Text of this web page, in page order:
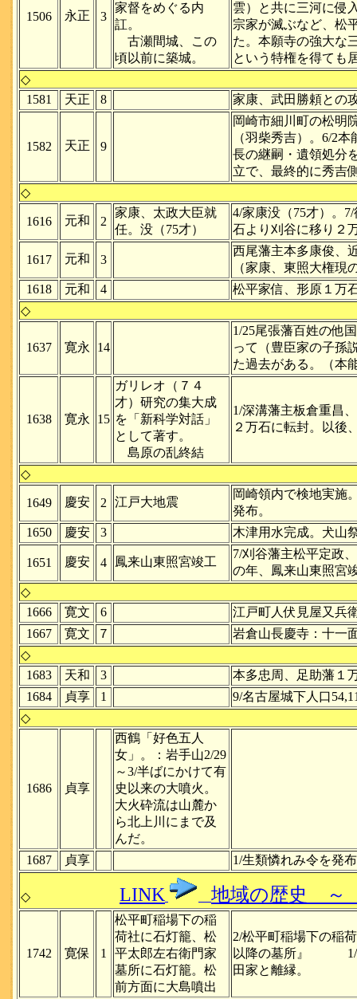
1506 永正 3
家督をめぐる内
訌。
古瀬間城、この
頃以前に築城。
雲）と共に三河に侵
宗家が滅ぶなど、松
た。本願寺の強大な
という特権を得て
◇
1581
天正 8 家康、武田勝頼との
1582 天正 9
岡崎市細川町の松明
（羽柴秀吉）。6/2
長の継嗣・遺領処分
立で、最終的に秀吉
◇
1616 元和 2
家康、太政大臣就
任。没（75才）
4/家康没（75才）。
石より刈谷に移り２
1617 元和 3
西尾藩主本多康俊、
（家康、東照大権
1618
元和 4
松平家信、形原１万
◇
1637 寛永 14
1/25尾張藩百姓の他
って（豊臣家の子孫
た過去がある。（本
1638 寛永 15
ガリレオ（７４
才）研究の集大成
を「新科学対話」
として著す。
島原の乱終結
1/深溝藩主板倉重昌
２万石に転封。以後
◇
1649 慶安 2 江戸大地震
岡崎領内で検地実施
発布。
1650
慶安 3 木津用水完成。犬山
1651 慶安 4 鳳来山東照宮竣工
7/刈谷藩主松平定政
の年、鳳来山東照宮
◇
1666
寛文 6
江戸町人伏見屋又兵
1667
寛文 ７
岩倉山長慶寺：十一
◇
1683
天和 3
本多忠周、足助藩
1684
貞享 1
9/名古屋城下人口
◇
1686 貞享
西鶴「好色五人
女」。：岩手山2/29
～3/半ばにかけて有
史以来の大噴火。
大火砕流は山麓か
ら北上川にまで及
んだ。
1687
貞享 1/生類憐れみ令を
◇ LINK 地域の歴史 ～
1742 寛保 1
松平町稲場下の稲
荷社に石灯籠、松
平太郎左右衛門家
墓所に石灯籠。松
前方面に大島噴出
2/松平町稲場下の稲
以降の墓所』 1/2
田家と離縁。